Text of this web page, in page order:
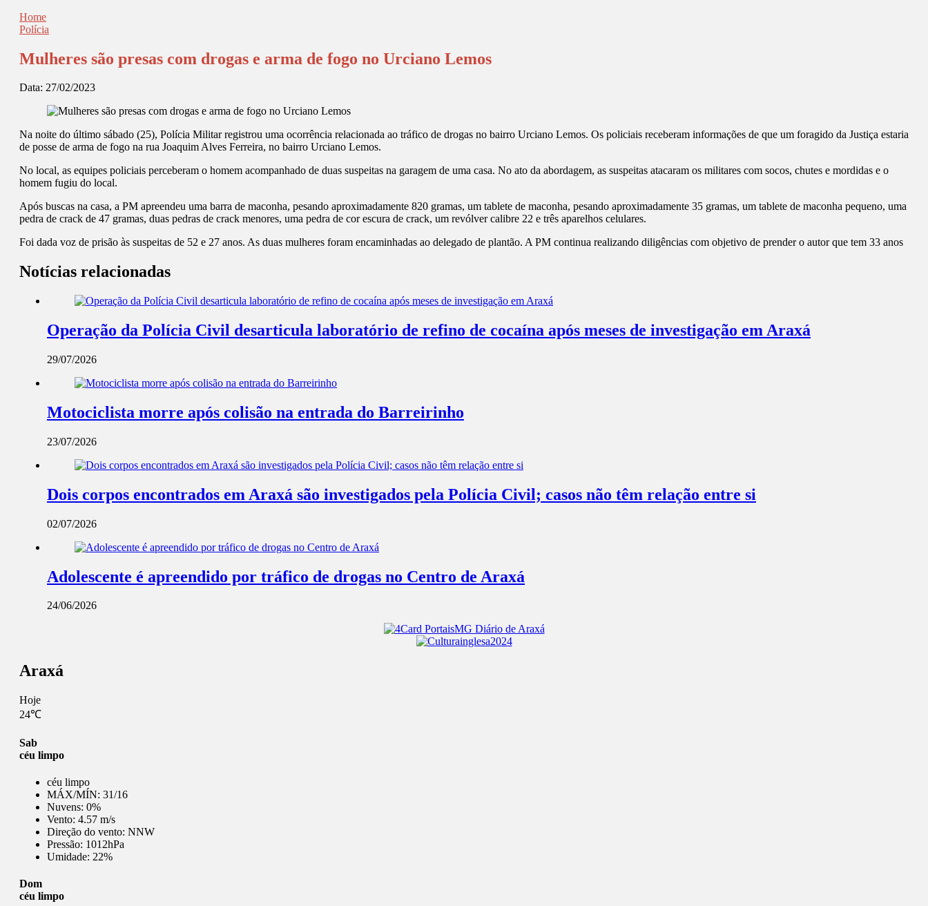
Home
Polícia
Mulheres são presas com drogas e arma de fogo no Urciano Lemos
Data: 27/02/2023
Na noite do último sábado (25), Polícia Militar registrou uma ocorrência relacionada ao tráfico de drogas no bairro Urciano Lemos. Os policiais receberam informações de que um foragido da Justiça estaria
de posse de arma de fogo na rua Joaquim Alves Ferreira, no bairro Urciano Lemos.
No local, as equipes policiais perceberam o homem acompanhado de duas suspeitas na garagem de uma casa. No ato da abordagem, as suspeitas atacaram os militares com socos, chutes e mordidas e o
homem fugiu do local.
Após buscas na casa, a PM apreendeu uma barra de maconha, pesando aproximadamente 820 gramas, um tablete de maconha, pesando aproximadamente 35 gramas, um tablete de maconha pequeno, uma
pedra de crack de 47 gramas, duas pedras de crack menores, uma pedra de cor escura de crack, um revólver calibre 22 e três aparelhos celulares.
Foi dada voz de prisão às suspeitas de 52 e 27 anos. As duas mulheres foram encaminhadas ao delegado de plantão. A PM continua realizando diligências com objetivo de prender o autor que tem 33 anos
Notícias relacionadas
Operação da Polícia Civil desarticula laboratório de refino de cocaína após meses de investigação em Araxá
29/07/2026
Motociclista morre após colisão na entrada do Barreirinho
23/07/2026
Dois corpos encontrados em Araxá são investigados pela Polícia Civil; casos não têm relação entre si
02/07/2026
Adolescente é apreendido por tráfico de drogas no Centro de Araxá
24/06/2026
Araxá
Hoje
24℃
Sab
céu limpo
céu limpo
MÁX/MÍN: 31/16
Nuvens: 0%
Vento: 4.57 m/s
Direção do vento: NNW
Pressão: 1012hPa
Umidade: 22%
Dom
céu limpo